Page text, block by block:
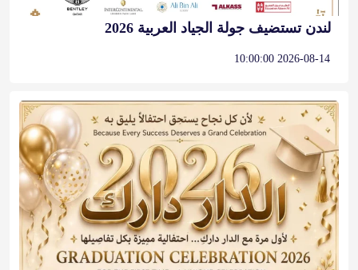
لندن تستضيف جولة الجياد العربية 2026
2026-08-14 10:00:00